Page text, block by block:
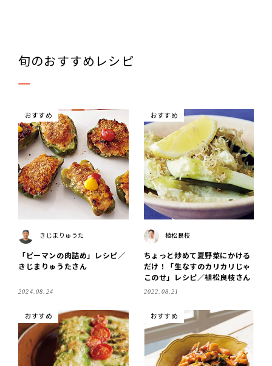
旬のおすすめレシピ
おすすめ
きじまりゅうた
「ピーマンの肉詰め」レシピ／
きじまりゅうたさん
2024.08.24
おすすめ
植松良枝
ちょっと炒めて夏野菜にかける
だけ！「生なすのカリカリじゃ
このせ」レシピ／植松良枝さん
2022.08.21
おすすめ おすすめ